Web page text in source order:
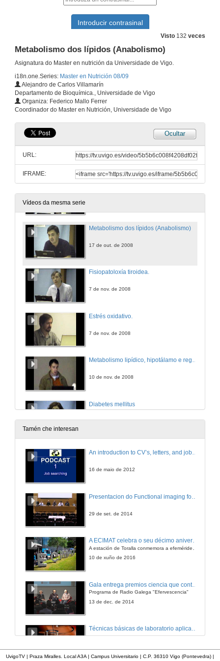
Visto 132 veces
Metabolismo dos lípidos (Anabolismo)
Asignatura do Master en nutrición da Universidade de Vigo.
i18n.one.Series: Master en Nutrición 08/09
Alejandro de Carlos Villamarín
Departamento de Bioquímica., Universidade de Vigo
Organiza: Federico Mallo Ferrer
Coordinador do Master en Nutrición, Universidade de Vigo
Ocultar
URL:
IFRAME:
Vídeos da mesma serie
30 de out. de 2008
Ritmos biolóxicos.
A Melatonina.
31 de out. de 2008
6 de nov. de 2008
Regulación da secreción da insulina: Incretina.
Metabolismo dos lípidos (Anabolismo)
17 de out. de 2008
Fisiopatoloxía tiroidea.
7 de nov. de 2008
Estrés oxidativo.
7 de nov. de 2008
Metabolismo lipídico, hipotálamo e regulación do peso corporal.
10 de nov. de 2008
Diabetes mellitus
13 de nov. de 2008
Tamén che interesan
An introduction to CV’s, letters, and job searching
16 de maio de 2012
29 de set. de 2014
A ECIMAT celebra o seu décimo aniversario
10 de xuño de 2016
Programa de Radio Galega "Efervescencia"
13 de dec. de 2014
Técnicas básicas de laboratorio aplicadas á bioloxía
UvigoTV | Praza Miralles. Local A3A | Campus Universitario | C.P. 36310 Vigo (Pontevedra) |